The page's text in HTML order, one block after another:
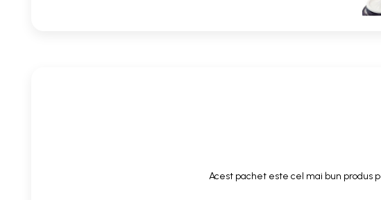
Acest pachet este cel mai bun produs